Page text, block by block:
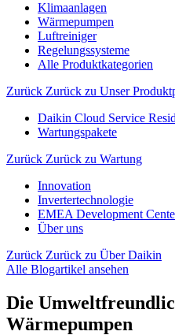
Klimaanlagen
Wärmepumpen
Luftreiniger
Regelungssysteme
Alle Produktkategorien
Zurück Zurück zu Unser
Daikin Cloud Service
Wartungspakete
Zurück Zurück zu Wartung
Innovation
Invertertechnologie
EMEA Development
Über uns
Zurück Zurück zu Über Daikin
Alle Blogartikel ansehen
Die
Wärmepumpen